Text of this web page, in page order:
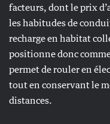
facteurs, dont le prix
les habitudes de
recharge en habitat
positionne donc
permet de rouler en
tout en conservant le
distances.